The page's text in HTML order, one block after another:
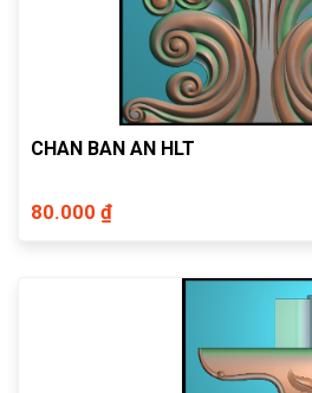
CHAN BAN AN HLT
80.000 ₫